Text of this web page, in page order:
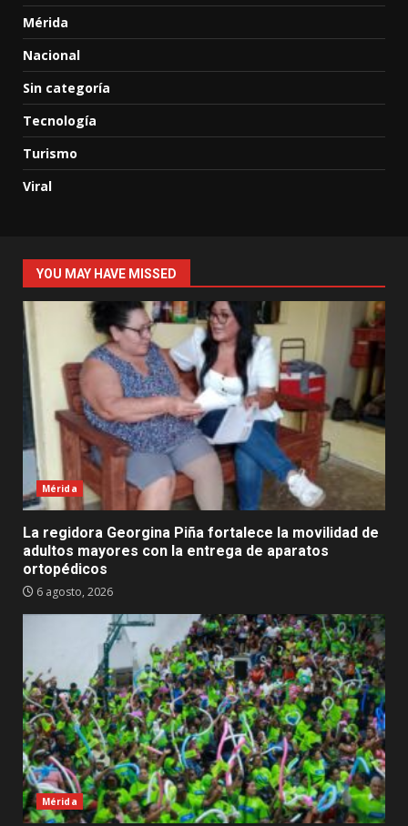
Mérida
Nacional
Sin categoría
Tecnología
Turismo
Viral
YOU MAY HAVE MISSED
Mérida
La regidora Georgina Piña fortalece la movilidad de
adultos mayores con la entrega de aparatos
ortopédicos
6 agosto, 2026
Mérida